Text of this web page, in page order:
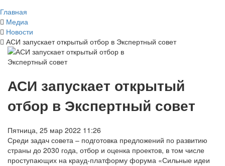
Главная
Медиа
Новости
АСИ запускает открытый отбор в Экспертный совет
АСИ запускает открытый
отбор в Экспертный совет
Пятница, 25 мар 2022 11:26
Среди задач совета – подготовка предложений по развитию
страны до 2030 года, отбор и оценка проектов, в том числе
проступающих на крауд-платформу форума «Сильные идеи